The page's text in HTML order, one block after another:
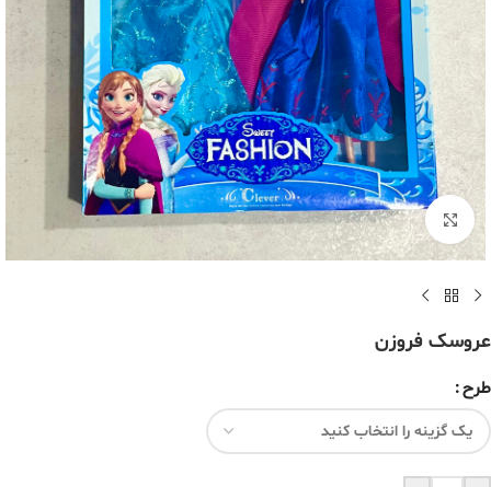
برای بزرگنمایی کلیک کنید
عروسک فروزن
طرح